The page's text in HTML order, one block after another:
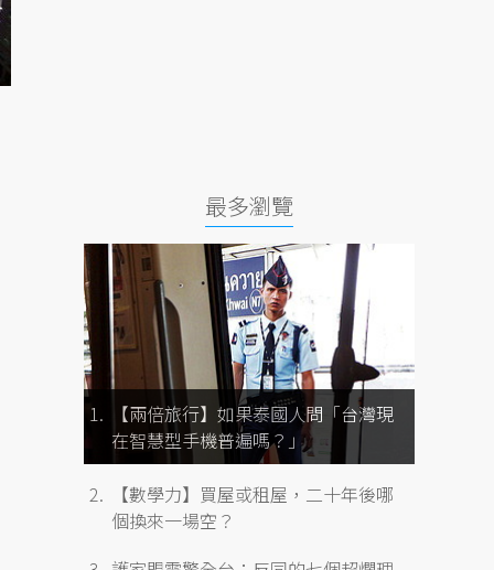
最多瀏覽
【兩倍旅行】如果泰國人問「台灣現
在智慧型手機普遍嗎？」
【數學力】買屋或租屋，二十年後哪
個換來一場空？